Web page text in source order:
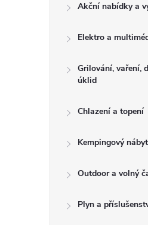
Akční nabídky a
Elektro a
Grilování, vaření,
úklid
Chlazení a topení
Kempingový
Outdoor a volný
Plyn a